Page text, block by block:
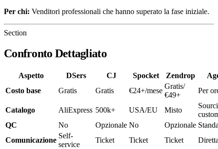
Per chi: Venditori professionali che hanno superato la fase iniziale.
Section
Confronto Dettagliato
Aspetto DSers CJ Spocket Zendrop
Costo base
Gratis Gratis €24+/mese
Gratis/
€49+
Per
Catalogo AliExpress 500k+ USA/EU Misto
QC
No Opzionale No Opzionale
Comunicazione
Self-
service
Ticket Ticket Ticket